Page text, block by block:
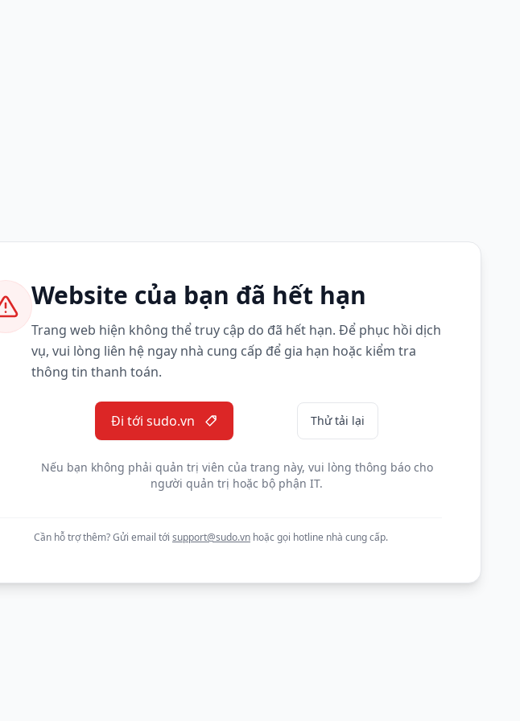
Website của bạn đã hết hạn
Trang web hiện không thể truy cập do đã hết hạn. Để phục hồi dịch
vụ, vui lòng liên hệ ngay nhà cung cấp để gia hạn hoặc kiểm tra
thông tin thanh toán.
Đi tới sudo.vn Thử tải lại
Nếu bạn không phải quản trị viên của trang này, vui lòng thông báo cho
người quản trị hoặc bộ phận IT.
Cần hỗ trợ thêm? Gửi email tới support@sudo.vn hoặc gọi hotline nhà cung cấp.